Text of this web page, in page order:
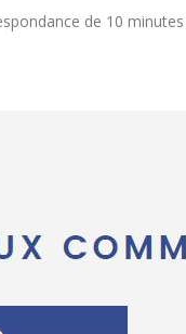
de 10 minutes